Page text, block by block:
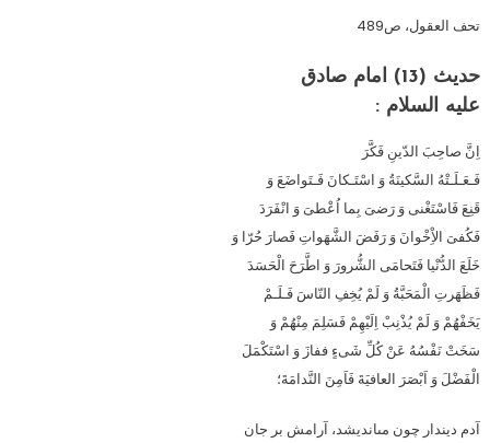
تحف العقول، ص489
حدیث (13) امام صادق
عليه‏ السلام :
اِنَّ صاحِبَ الدّينِ فَكَّرَ
فَـعَـلَـتْهُ السَّكينَةُ وَ اسْتَـكانَ فَـتَواضَعَ وَ
قَنِعَ فَاسْتَغْنى وَ رَضىَ بِما اُعْطىَ وَ انْفَرَدَ
فَكُفىَ الاِْخْوانَ وَ رَفَضَ الشَّهَواتِ فَصارَ حُرّا وَ
خَلَعَ الدُّنْيا فَتَحامَى الشُّرورَ وَ اطَّرَحَ الْحَسَدَ
فَظَهَرتِ الْمَحَبَّةُ وَ لَمْ يُخِفِ النّاسَ فَـلَـمْ
يَخَفْهُمْ وَ لَمْ يُذْنِبْ اِلَيْهِمْ فَسَلِمَ مِنْهُمْ وَ
سَخَتْ نَفْسُهُ عَنْ كُلِّ شَى‏ءٍ ففازَ وَ اسْتَكْمَلَ
الْفَضْلَ وَ اَبْصَرَ العافيَةَ فَاَمِنَ النَّدامَةَ؛
آدم دين‏دار چون مى‏انديشد، آرامش بر جان